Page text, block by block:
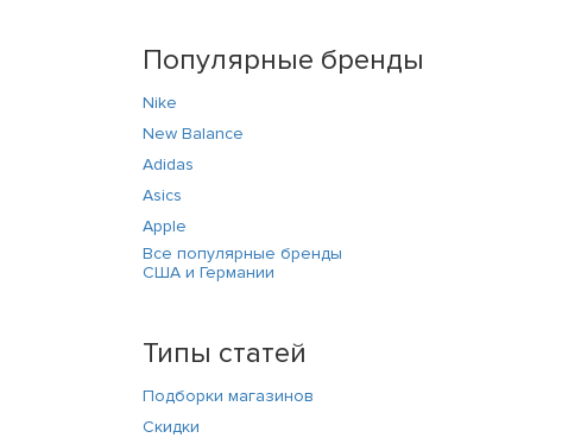
Популярные бренды
Nike
New Balance
Adidas
Asics
Apple
Все популярные бренды
США и Германии
Типы статей
Подборки магазинов
Скидки